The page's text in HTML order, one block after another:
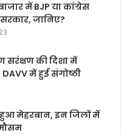
में BJP या कांग्रेस
जानिए?
सरंक्षण की दिशा में
में हुई संगोष्ठी
मेहरबान, इन जिलों में